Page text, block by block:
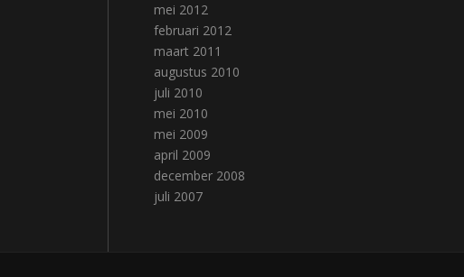
mei 2012
februari 2012
maart 2011
augustus 2010
juli 2010
mei 2010
mei 2009
april 2009
december 2008
juli 2007